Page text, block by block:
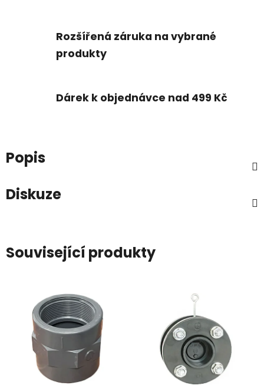
Rozšířená záruka na vybrané
produkty
Dárek k objednávce nad 499 Kč
Popis
Diskuze
Související produkty